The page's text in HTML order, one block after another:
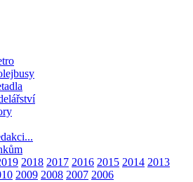
2018 2017 2016 2015 2014 2013
2009 2008 2007 2006